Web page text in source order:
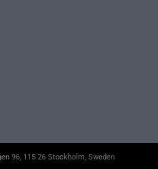
96, 115 26 Stockholm, Sweden